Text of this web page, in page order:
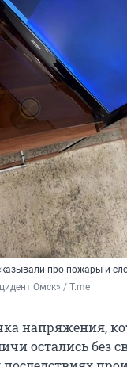
про пожары и
Омск» / T.me
напряжения,
остались без